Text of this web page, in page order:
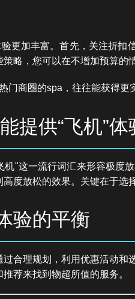
更加丰富。首先，关注折
略，您可以在不增加预算的
门商圈的spa，往往能获得更
提供“飞机”体
"这一流行词汇来形容极度
度放松的效果。关键在于选
验的平衡
合理规划，利用优惠活动
荐来找到物超所值的服务。